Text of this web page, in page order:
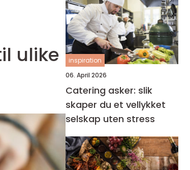
ulike
inspiration
06. April 2026
Catering asker: slik
skaper du et vellykket
selskap uten stress